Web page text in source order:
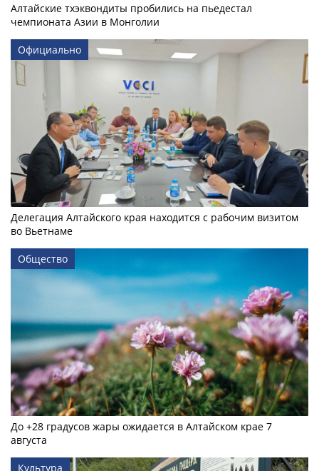
Алтайские тхэквондиты пробились на пьедестал
чемпионата Азии в Монголии
Официально
Делегация Алтайского края находится с рабочим визитом
во Вьетнаме
Общество
До +28 градусов жары ожидается в Алтайском крае 7
августа
Культура